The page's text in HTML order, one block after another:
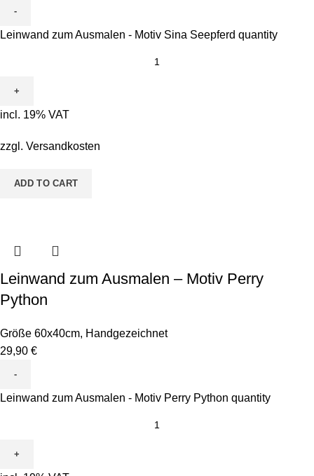
Leinwand zum Ausmalen - Motiv Sina Seepferd quantity
incl. 19% VAT
zzgl. Versandkosten
ADD TO CART
Leinwand zum Ausmalen – Motiv Perry
Python
Größe 60x40cm, Handgezeichnet
29,90 €
Leinwand zum Ausmalen - Motiv Perry Python quantity